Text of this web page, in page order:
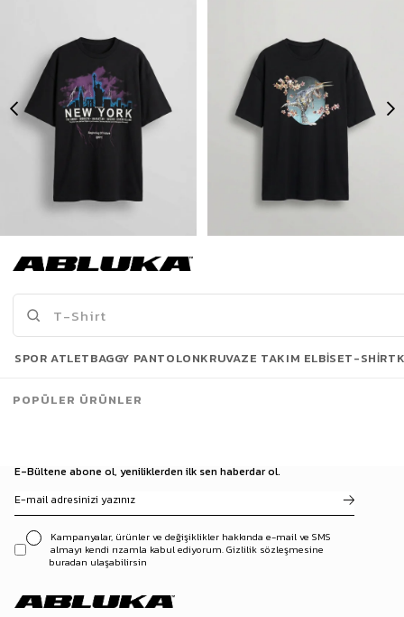
Erkek New York Baskılı Oversize T-Shirt Siyah
Son Bakılanlar
E-Bültene abone ol, yeniliklerden ilk sen haberdar ol.
Kampanyalar, ürünler ve değişiklikler hakkında e-mail ve SMS
almayı kendi rızamla kabul ediyorum. Gizlilik sözleşmesine
buradan ulaşabilirsin
SPOR ATLETBAGGY PANTOLONKRUVAZE TAKIM ELBISET-SHIRT
POPÜLER ÜRÜNLER